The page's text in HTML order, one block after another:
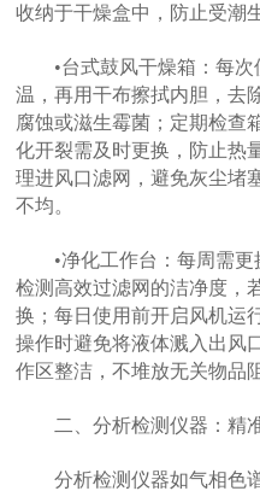
收纳于干燥盒中，防止受潮
•台式鼓风干燥箱：每次
温，再用干布擦拭内胆，去
腐蚀或滋生霉菌；定期检查
化开裂需及时更换，防止热
理进风口滤网，避免灰尘堵
不均。
•净化工作台：每周需更
检测高效过滤网的洁净度，
换；每日使用前开启风机运
操作时避免将液体溅入出风
作区整洁，不堆放无关物品
二、分析检测仪器：精准
分析检测仪器如气相色谱